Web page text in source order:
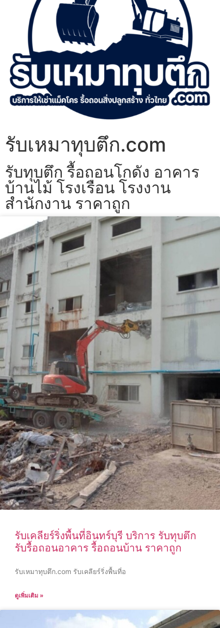
รับเหมาทุบตึก.com
รับทุบตึก รื้อถอนโกดัง อาคาร
บ้านไม้ โรงเรือน โรงงาน
สำนักงาน ราคาถูก
รับเคลียร์ริ่งพื้นที่อินทร์บุรี บริการ รับทุบตึก
รับรื้อถอนอาคาร รื้อถอนบ้าน ราคาถูก
รับเหมาทุบตึก.com รับเคลียร์ริ่งพื้นที่อ
ดูเพิ่มเติม »